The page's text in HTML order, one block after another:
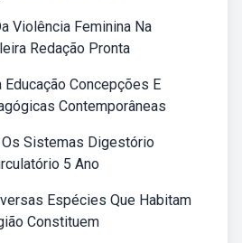
Violência Feminina Na
Redação Pronta
Educação Concepções E
Contemporâneas
Os Sistemas Digestório
5 Ano
Espécies Que Habitam
Constituem